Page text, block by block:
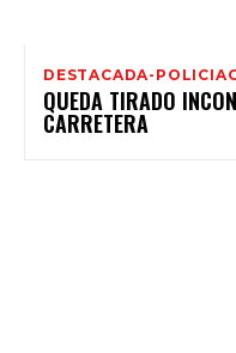
DESTACADA-
QUEDA TIRADO
CARRETERA